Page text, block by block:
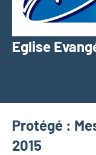
Eglise
Texte
Protégé :
2015